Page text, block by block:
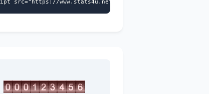
data-style="119" async></script>
src="https://www.stats4u.net/s4u.js" data-